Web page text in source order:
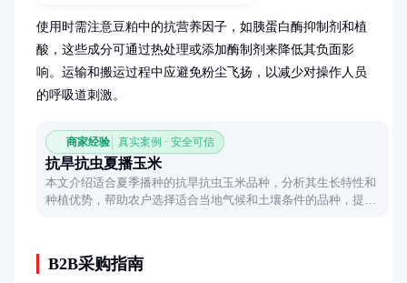
使用时需注意豆粕中的抗营养因子，如胰蛋白酶抑制剂和植
酸，这些成分可通过热处理或添加酶制剂来降低其负面影
响。运输和搬运过程中应避免粉尘飞扬，以减少对操作人员
的呼吸道刺激。
商家经验 真实案例 · 安全可信
抗旱抗虫夏播玉米
本文介绍适合夏季播种的抗旱抗虫玉米品种，分析其生长特性和
种植优势，帮助农户选择适合当地气候和土壤条件的品种，提高
B2B采购指南